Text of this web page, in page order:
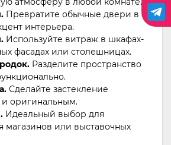
Превратите обычные двери в
интерьера.
Используйте витраж в шкафах-
фасадах или столешницах.
Разделите пространство
Сделайте застекление
и оригинальным.
Идеальный выбор для
магазинов или выставочных